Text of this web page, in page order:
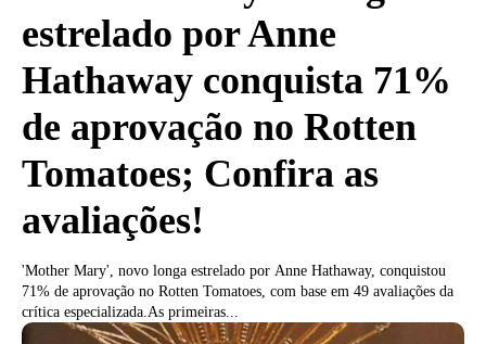
estrelado por Anne
Hathaway conquista 71%
de aprovação no Rotten
Tomatoes; Confira as
avaliações!
'Mother Mary', novo longa estrelado por Anne Hathaway, conquistou
71% de aprovação no Rotten Tomatoes, com base em 49 avaliações da
crítica especializada.As primeiras...